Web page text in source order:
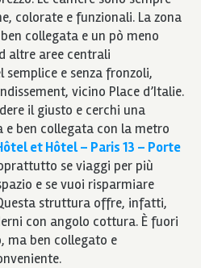
colorate e funzionali. La zona
collegata e un pò meno
altre aree centrali
semplice e senza fronzoli,
vicino Place d’Italie.
il giusto e cerchi una
e ben collegata con la metro
et Hôtel – Paris 13 – Porte
se viaggi per più
e se vuoi risparmiare
struttura offre, infatti,
con angolo cottura. È fuori
ma ben collegato e